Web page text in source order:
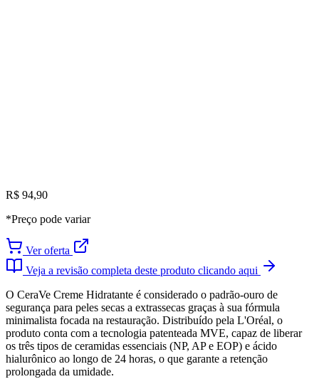
R$ 94,90
*Preço pode variar
Ver oferta
Veja a revisão completa deste produto clicando aqui
O CeraVe Creme Hidratante é considerado o padrão-ouro de
segurança para peles secas a extrassecas graças à sua fórmula
minimalista focada na restauração. Distribuído pela L'Oréal, o
produto conta com a tecnologia patenteada MVE, capaz de liberar
os três tipos de ceramidas essenciais (NP, AP e EOP) e ácido
hialurônico ao longo de 24 horas, o que garante a retenção
prolongada da umidade.